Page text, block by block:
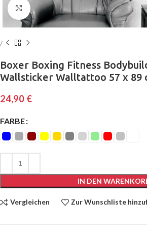
Klick zum Vergrößern
Boxer Boxing Fitness
Wallsticker Walltattoo 57 x 89
24,90 €
FARBE
IN DEN
Vergleichen Zur Wunschliste